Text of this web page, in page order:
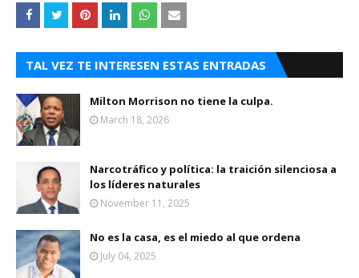
TAL VEZ TE INTERESEN ESTAS ENTRADAS
Milton Morrison no tiene la culpa.
March 18, 2026
Narcotráfico y política: la traición silenciosa a
los líderes naturales
November 11, 2025
No es la casa, es el miedo al que ordena
July 04, 2025